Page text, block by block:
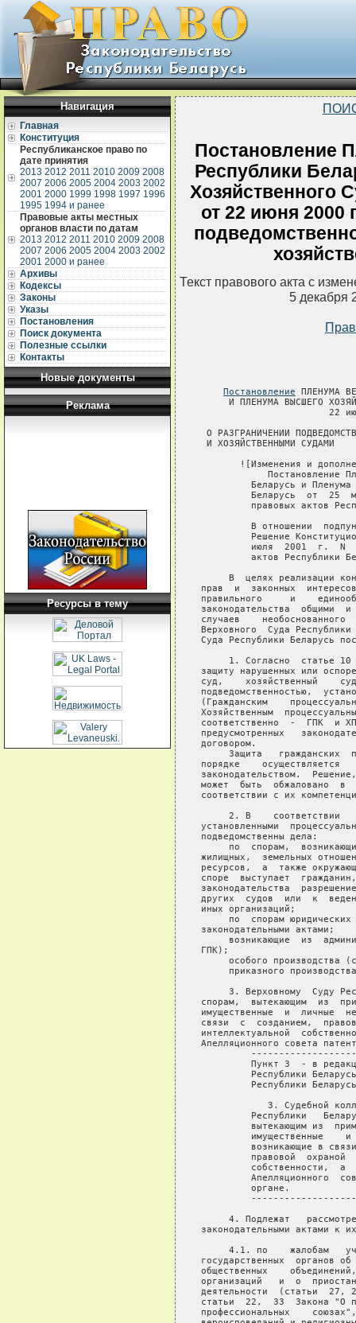
Навигация
Главная
Конституция
Республиканское право по
дате принятия
2013 2012 2011 2010 2009 2008
2007 2006 2005 2004 2003 2002
2001 2000 1999 1998 1997 1996
1995 1994 и ранее
Правовые акты местных
органов власти по датам
2013 2012 2011 2010 2009 2008
2007 2006 2005 2004 2003 2002
2001 2000 и ранее
Архивы
Кодексы
Законы
Указы
Постановления
Поиск документа
Полезные ссылки
Контакты
Новые документы
Реклама
Ресурсы в тему
Постановление
Республики
Хозяйственного
от 22 июня 2000
Текст правового акта с
5 декабря
Постановление ПЛЕНУМА ВЕРХОВНОГО СУДА РЕСПУБЛИКИ БЕЛАРУСЬ
     И ПЛЕНУМА ВЫСШЕГО ХОЗЯЙСТВЕННОГО СУДА РЕСПУБЛИКИ БЕЛАРУСЬ
                       22 июня 2000 г. N 4/3

 О РАЗГРАНИЧЕНИИ ПОДВЕДОМСТВЕННОСТИ ДЕЛ МЕЖДУ ОБЩИМИ
 И ХОЗЯЙСТВЕННЫМИ СУДАМИ

       ![Изменения и дополнения:
            Постановление Пленума    Верховного    Суда   Республики
         Беларусь и Пленума Высшего Хозяйственного  Суда  Республики
         Беларусь  от  25  марта 2004 г.  № 2/6 (Национальный реестр
         правовых актов Республики Беларусь, 2004 г., № 59, 6/403).

         В отношении  подпункта  7.4  настоящего  постановления  см.
         Решение Конституционного Суда  Республики  Беларусь  от  12
         июля  2001  г.  N  P-124/2001 (Национальный реестр правовых
         актов Республики Беларусь, 2001 г., N 67, 6/294).]

     В  целях реализации конституционных гарантий на судебную защиту
прав  и  законных  интересов граждан, юридических лиц и государства,
правильного     и    единообразного    применения       действующего
законодательства  общими  и  хозяйственными  судами и предотвращения
случаев    необоснованного   отказа  в  принятии  заявлений   Пленум
Верховного  Суда Республики Беларусь и Пленум Высшего Хозяйственного
Суда Республики Беларусь постановляют:

     1. Согласно  статье 10 Гражданского кодекса Республики Беларусь
защиту нарушенных или оспоренных гражданских прав осуществляют общий
суд,    хозяйственный    суд,   третейский  суд  в  соответствии   с
подведомственностью,  установленной процессуальным законодательством
(Гражданским    процессуальным    кодексом  Республики  Беларусь   и
Хозяйственным  процессуальным  кодексом  Республики  Беларусь, далее
соответственно  -  ГПК  и ХПК, другими законодательными актами), а в
предусмотренных   законодательством  случаях  -  в  соответствии   с
договором.
     Защита   гражданских  прав  в  административном   (внесудебном)
порядке    осуществляется    лишь    в    случаях,   предусмотренных
законодательством.  Решение,  принятое  в  административном порядке,
может  быть  обжаловано  в  суд  -  общий  или  хозяйственный  -   в
соответствии с их компетенцией.

     2. В    соответствии    с    правилами